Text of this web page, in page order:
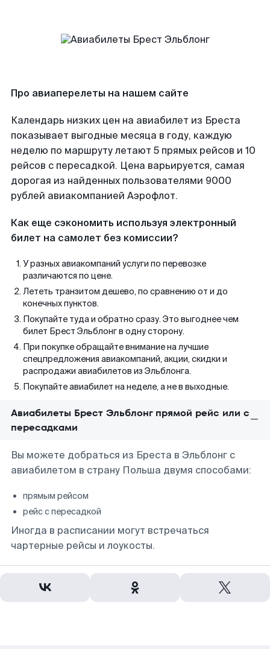
Про авиаперелеты на нашем сайте
Календарь низких цен на авиабилет из Бреста
показывает выгодные месяца в году, каждую
неделю по маршруту летают 5 прямых рейсов и 10
рейсов с пересадкой. Цена варьируется, самая
дорогая из найденных пользователями 9000
рублей авиакомпанией Аэрофлот.
Как еще сэкономить используя электронный
билет на самолет без комиссии?
У разных авиакомпаний услуги по перевозке
различаются по цене.
Лететь транзитом дешево, по сравнению от и до
конечных пунктов.
Покупайте туда и обратно сразу. Это выгоднее чем
билет Брест Эльблонг в одну сторону.
При покупке обращайте внимание на лучшие
спецпредложения авиакомпаний, акции, скидки и
распродажи авиабилетов из Эльблонга.
Покупайте авиабилет на неделе, а не в выходные.
Авиабилеты Брест Эльблонг прямой рейс или с
пересадками
Вы можете добраться из Бреста в Эльблонг с
авиабилетом в страну Польша двумя способами:
прямым рейсом
рейс с пересадкой
Иногда в расписании могут встречаться
чартерные рейсы и лоукосты.